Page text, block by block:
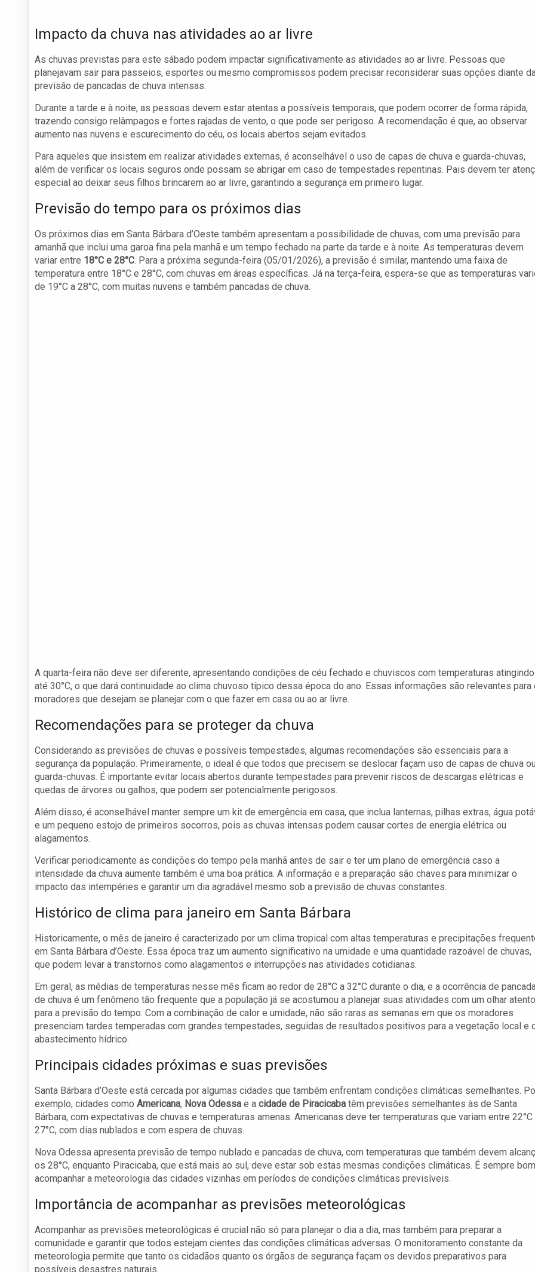
Impacto da chuva nas atividades ao ar livre
As chuvas previstas para este sábado podem impactar significativamente as atividades ao ar livre. Pessoas que
planejavam sair para passeios, esportes ou mesmo compromissos podem precisar reconsiderar suas opções diante
previsão de pancadas de chuva intensas.
Durante a tarde e à noite, as pessoas devem estar atentas a possíveis temporais, que podem ocorrer de forma rápida,
trazendo consigo relâmpagos e fortes rajadas de vento, o que pode ser perigoso. A recomendação é que, ao observar
aumento nas nuvens e escurecimento do céu, os locais abertos sejam evitados.
Para aqueles que insistem em realizar atividades externas, é aconselhável o uso de capas de chuva e guarda-chuvas,
além de verificar os locais seguros onde possam se abrigar em caso de tempestades repentinas. Pais devem ter
especial ao deixar seus filhos brincarem ao ar livre, garantindo a segurança em primeiro lugar.
Previsão do tempo para os próximos dias
Os próximos dias em Santa Bárbara d’Oeste também apresentam a possibilidade de chuvas, com uma previsão para
amanhã que inclui uma garoa fina pela manhã e um tempo fechado na parte da tarde e à noite. As temperaturas devem
variar entre 18°C e 28°C. Para a próxima segunda-feira (05/01/2026), a previsão é similar, mantendo uma faixa de
temperatura entre 18°C e 28°C, com chuvas em áreas específicas. Já na terça-feira, espera-se que as temperaturas
de 19°C a 28°C, com muitas nuvens e também pancadas de chuva.
A quarta-feira não deve ser diferente, apresentando condições de céu fechado e chuviscos com temperaturas atingindo
até 30°C, o que dará continuidade ao clima chuvoso típico dessa época do ano. Essas informações são relevantes para
moradores que desejam se planejar com o que fazer em casa ou ao ar livre.
Recomendações para se proteger da chuva
Considerando as previsões de chuvas e possíveis tempestades, algumas recomendações são essenciais para a
segurança da população. Primeiramente, o ideal é que todos que precisem se deslocar façam uso de capas de chuva
guarda-chuvas. É importante evitar locais abertos durante tempestades para prevenir riscos de descargas elétricas e
quedas de árvores ou galhos, que podem ser potencialmente perigosos.
Além disso, é aconselhável manter sempre um kit de emergência em casa, que inclua lanternas, pilhas extras, água
e um pequeno estojo de primeiros socorros, pois as chuvas intensas podem causar cortes de energia elétrica ou
alagamentos.
Verificar periodicamente as condições do tempo pela manhã antes de sair e ter um plano de emergência caso a
intensidade da chuva aumente também é uma boa prática. A informação e a preparação são chaves para minimizar o
impacto das intempéries e garantir um dia agradável mesmo sob a previsão de chuvas constantes.
Histórico de clima para janeiro em Santa Bárbara
Historicamente, o mês de janeiro é caracterizado por um clima tropical com altas temperaturas e precipitações
em Santa Bárbara d’Oeste. Essa época traz um aumento significativo na umidade e uma quantidade razoável de chuvas,
que podem levar a transtornos como alagamentos e interrupções nas atividades cotidianas.
Em geral, as médias de temperaturas nesse mês ficam ao redor de 28°C a 32°C durante o dia, e a ocorrência de
de chuva é um fenômeno tão frequente que a população já se acostumou a planejar suas atividades com um olhar atento
para a previsão do tempo. Com a combinação de calor e umidade, não são raras as semanas em que os moradores
presenciam tardes temperadas com grandes tempestades, seguidas de resultados positivos para a vegetação local e
abastecimento hídrico.
Principais cidades próximas e suas previsões
Santa Bárbara d’Oeste está cercada por algumas cidades que também enfrentam condições climáticas semelhantes.
exemplo, cidades como Americana, Nova Odessa e a cidade de Piracicaba têm previsões semelhantes às de Santa
Bárbara, com expectativas de chuvas e temperaturas amenas. Americanas deve ter temperaturas que variam entre 22°C
27°C, com dias nublados e com espera de chuvas.
Nova Odessa apresenta previsão de tempo nublado e pancadas de chuva, com temperaturas que também devem
os 28°C, enquanto Piracicaba, que está mais ao sul, deve estar sob estas mesmas condições climáticas. É sempre bom
acompanhar a meteorologia das cidades vizinhas em períodos de condições climáticas previsíveis.
Importância de acompanhar as previsões meteorológicas
Acompanhar as previsões meteorológicas é crucial não só para planejar o dia a dia, mas também para preparar a
comunidade e garantir que todos estejam cientes das condições climáticas adversas. O monitoramento constante da
meteorologia permite que tanto os cidadãos quanto os órgãos de segurança façam os devidos preparativos para
possíveis desastres naturais.